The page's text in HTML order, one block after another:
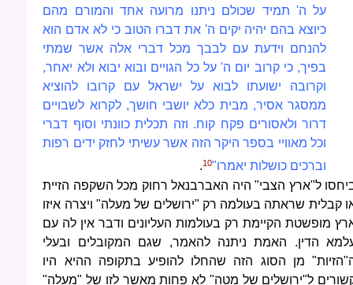
על ה' תמיד שכולם ניתנו מרועה אחד והמורם מהם
כיוצא בהם יהיה יקים ה' את דברו הטוב כי לא אדם הוא
להנחם וידעת עם לבבך מכל דברי אלה אשר שמתי
בפיך, כי קרוב יום ה' על כל הגויים ובוא יבוא ולא יאחר,
וקרובה ישועתו לבוא על ישראל עם קרובו להוציא
ממסגר אסיר, מבית כלא יושבי חושך, לקרוא לשבויים
דרור ולאסורים פקח קוח. וזה תכלית כוונתי וסוף דברי
וכל מאוויי בספר היקר הזה אשר עשיתי לחזק ידים רפות
וברכים כושלות יאמרו"10
.
ל"ארץ הצבי" היה האברבנאל רחוק מכל השקפה הזיית
קבלית שראתה בעולמה רק "ירושלים של מעלה" ויצרה איזו
מופשטת הקיימת רק בעולמות העליונים ודבר אין לה עם
הדין. האמת ניתנה להאמר, שגם המקובלים ובעלי
מן הסוג הזה שהחלו להופיע בתקופה ההיא היו
ל"ירושלים של מטה" לא פחות מאשר לזו של "מעלה"